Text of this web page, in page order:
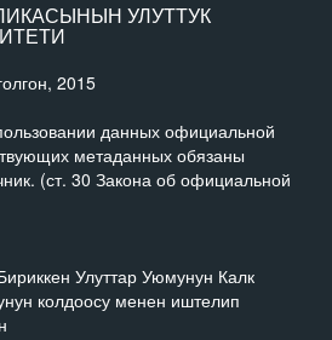
УЛУТТУК
2015
данных официальной
метаданных обязаны
(ст. 30 Закона об официальной
Улуттар Уюмунун Калк
колдоосу менен иштелип